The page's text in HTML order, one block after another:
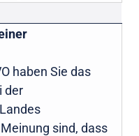
haben Sie das
der
sind, dass